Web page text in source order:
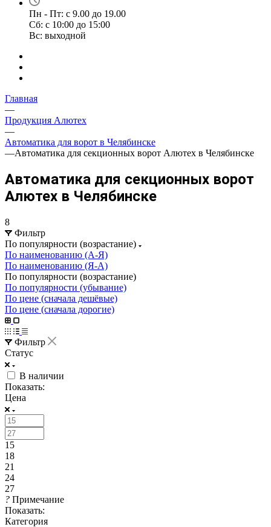
Пн - Пт: с 9.00 до 19.00
Сб: с 10:00 до 15:00
Вс: выходной
Главная
—
Продукция Алютех
—
Автоматика для ворот в Челябинске
—Автоматика для секционных ворот Алютех в Челябинске
Автоматика для секционных ворот
Алютех в Челябинске
8
Фильтр
По популярности (возрастание)
По наименованию (А-Я)
По наименованию (Я-А)
По популярности (возрастание)
По популярности (убывание)
По цене (сначала дешёвые)
По цене (сначала дорогие)
Фильтр
Статус
В наличии
Показать:
Цена
15
18
21
24
27
? Примечание
Показать:
Категория